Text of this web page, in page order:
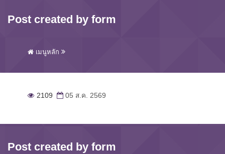
Post created by form
เมนูหลัก
2109 05 ส.ค. 2569
Post created by form